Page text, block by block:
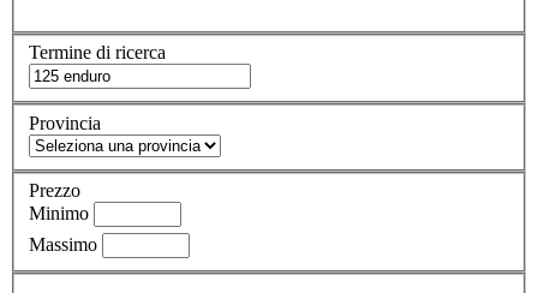
Termine di ricerca
Provincia
Prezzo
Minimo
Massimo